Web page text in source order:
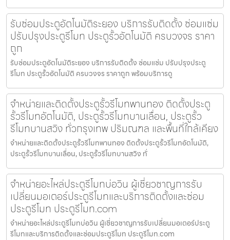
รับซ่อมประตูอัตโนมัติระยอง บริการรับติดตั้ง ซ่อมแซ่ม
ปรับปรุงประตูรีโมท ประตูรั้วอัตโนมัติ ครบวงจร ราคา
ถูก
รับซ่อมประตูอัตโนมัติระยอง บริการรับติดตั้ง ซ่อมแซ่ม ปรับปรุงประตู
รีโมท ประตูรั้วอัตโนมัติ ครบวงจร ราคาถูก พร้อมบริการดู
จำหน่ายและติดตั้งประตูรั้วรีโมทพานทอง ติดตั้งประตู
รั้วรีโมทอัตโนมัติ, ประตูรั้วรีโมทบานเลื่อน, ประตูรั้ว
รีโมทบานสวิง ทั่วกรุงเทพ ปริมณฑล และพื้นที่ใกล้เคียง
จำหน่ายและติดตั้งประตูรั้วรีโมทพานทอง ติดตั้งประตูรั้วรีโมทอัตโนมัติ,
ประตูรั้วรีโมทบานเลื่อน, ประตูรั้วรีโมทบานสวิง ทั่
จำหน่ายอะไหล่ประตูรีโมทบ่อวิน ผู้เชี่ยวชาญการรับ
เปลี่ยนมอเตอร์ประตูรีโมทและบริการติดตั้งและซ่อม
ประตูรีโมท ประตูรีโมท.com
จำหน่ายอะไหล่ประตูรีโมทบ่อวิน ผู้เชี่ยวชาญการรับเปลี่ยนมอเตอร์ประตู
รีโมทและบริการติดตั้งและซ่อมประตูรีโมท ประตูรีโมท.com